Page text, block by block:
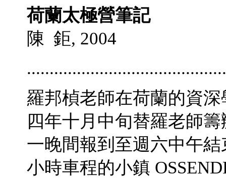
荷蘭太極營筆記
陳 鉅, 2004
羅邦楨老師在荷蘭的資
四年十月中旬替羅老師
一晚間報到至週六中午
小時車程的小鎮